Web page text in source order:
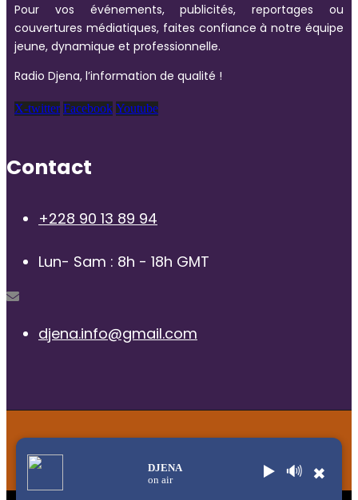
Pour vos événements, publicités, reportages ou
couvertures médiatiques, faites confiance à notre équipe
jeune, dynamique et professionnelle.
Radio Djena, l’information de qualité !
X-twitter Facebook Youtube
Contact
+228 90 13 89 94
Lun- Sam : 8h - 18h GMT
djena.info@gmail.com
© 2025 | Radio Djena, tous droits reservés
DJENA
on air
▶️ 🔊 ✖